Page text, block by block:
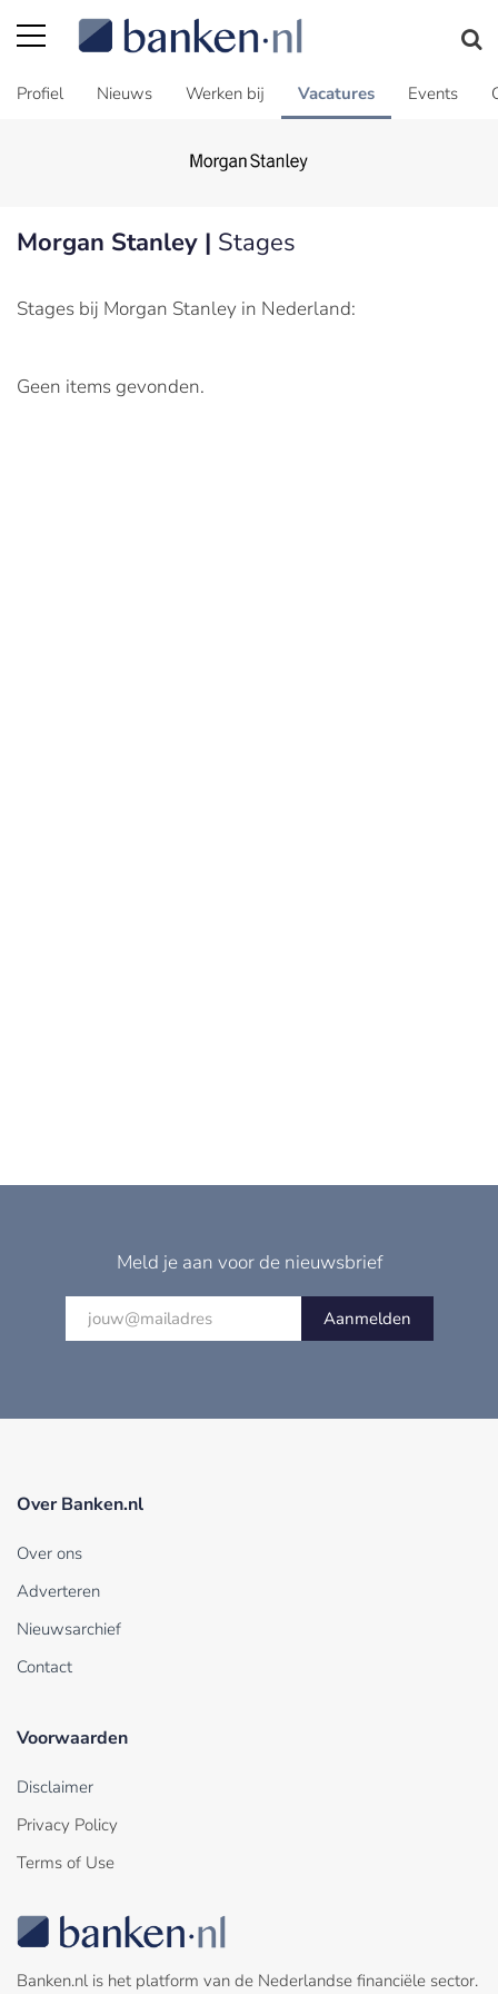
Profiel Nieuws Werken bij Vacatures Events
Morgan Stanley | Stages
Stages bij Morgan Stanley in Nederland:
Geen items gevonden.
Meld je aan voor de nieuwsbrief
Aanmelden
Over Banken.nl
Over ons
Adverteren
Nieuwsarchief
Contact
Voorwaarden
Disclaimer
Privacy Policy
Terms of Use
Banken.nl is het platform van de Nederlandse financiële sector.